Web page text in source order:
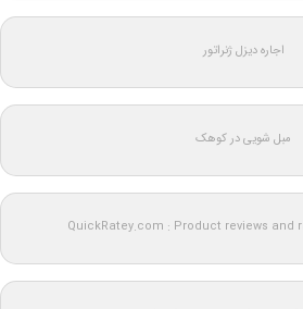
اجاره دیزل ژنراتور
مبل شویی در کوهک
QuickRatey.com : Product reviews and